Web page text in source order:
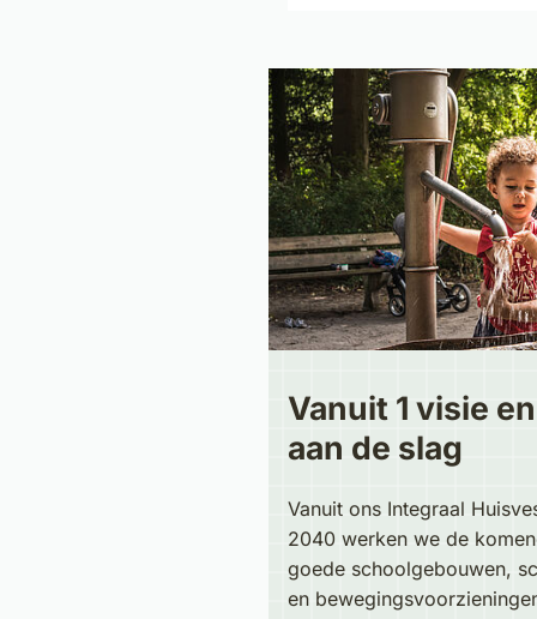
Vanuit 1 visie
aan de slag
Vanuit ons Integraal
2040 werken we de
goede schoolgebouwen,
en